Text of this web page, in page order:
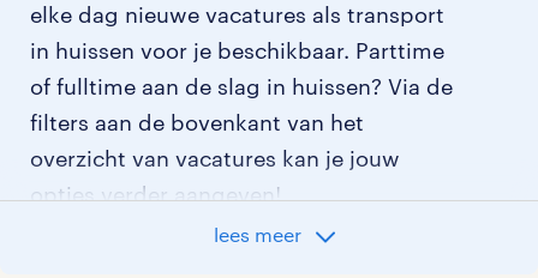
elke dag nieuwe vacatures als transport
in huissen voor je beschikbaar. Parttime
of fulltime aan de slag in huissen? Via de
filters aan de bovenkant van het
overzicht van vacatures kan je jouw
opties verder aangeven!
lees meer